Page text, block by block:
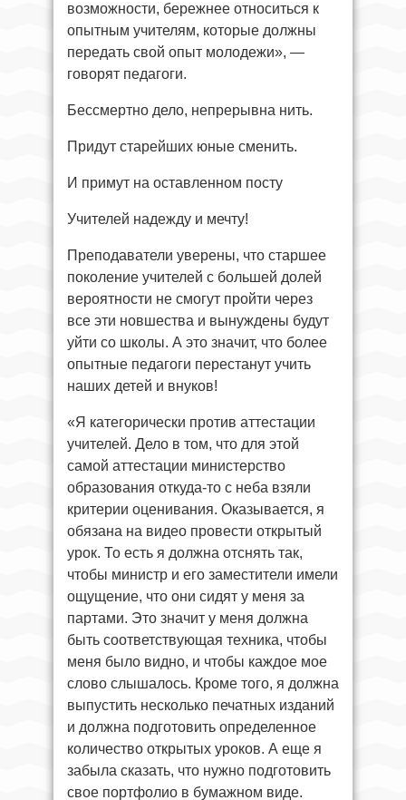
возможности, бережнее относиться к
опытным учителям, которые должны
передать свой опыт молодежи», —
говорят педагоги.
Бессмертно дело, непрерывна нить.
Придут старейших юные сменить.
И примут на оставленном посту
Учителей надежду и мечту!
Преподаватели уверены, что старшее
поколение учителей с большей долей
вероятности не смогут пройти через
все эти новшества и вынуждены будут
уйти со школы. А это значит, что более
опытные педагоги перестанут учить
наших детей и внуков!
«Я категорически против аттестации
учителей. Дело в том, что для этой
самой аттестации министерство
образования откуда-то с неба взяли
критерии оценивания. Оказывается, я
обязана на видео провести открытый
урок. То есть я должна отснять так,
чтобы министр и его заместители имели
ощущение, что они сидят у меня за
партами. Это значит у меня должна
быть соответствующая техника, чтобы
меня было видно, и чтобы каждое мое
слово слышалось. Кроме того, я должна
выпустить несколько печатных изданий
и должна подготовить определенное
количество открытых уроков. А еще я
забыла сказать, что нужно подготовить
свое портфолио в бумажном виде.